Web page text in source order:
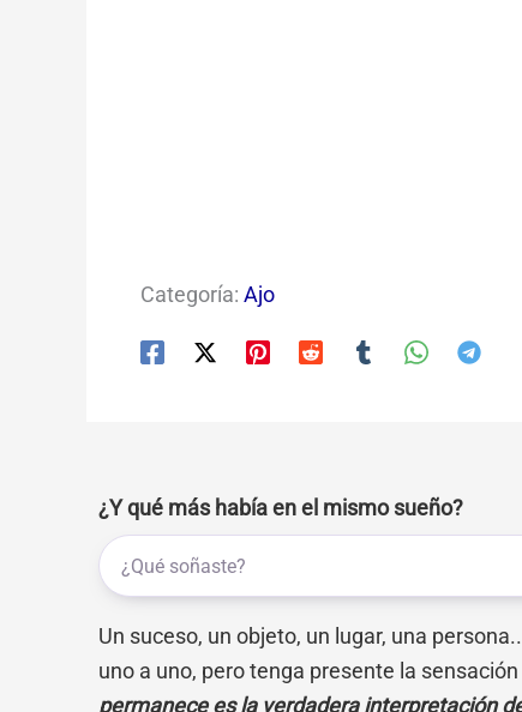
Categoría: Ajo
¿Y qué más había en el mismo sueño?
Un suceso, un objeto, un lugar, una
uno a uno, pero tenga presente la
permanece es la verdadera interpretación